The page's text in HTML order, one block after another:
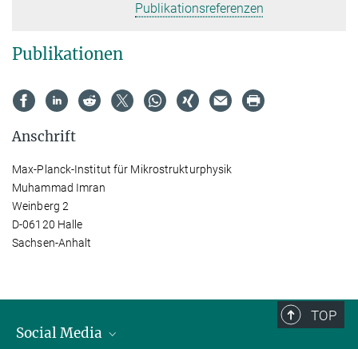
Publikationsreferenzen
Publikationen
Anschrift
Max-Planck-Institut für Mikrostrukturphysik
Muhammad Imran
Weinberg 2
D-06120 Halle
Sachsen-Anhalt
TOP
Social Media